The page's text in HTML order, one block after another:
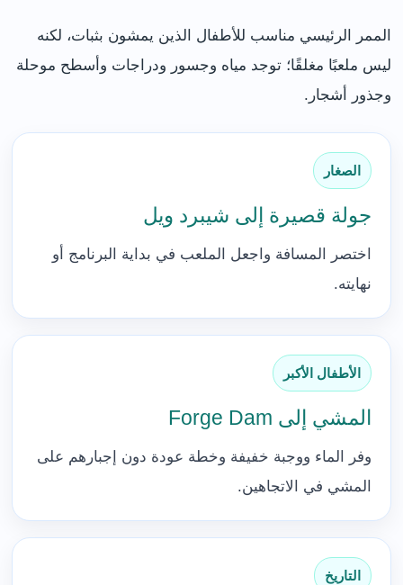
الممر الرئيسي مناسب للأطفال الذين يمشون بثبات، لكنه
ليس ملعبًا مغلقًا؛ توجد مياه وجسور ودراجات وأسطح موحلة
وجذور أشجار.
الصغار
جولة قصيرة إلى شيبرد ويل
اختصر المسافة واجعل الملعب في بداية البرنامج أو
نهايته.
الأطفال الأكبر
المشي إلى Forge Dam
وفر الماء ووجبة خفيفة وخطة عودة دون إجبارهم على
المشي في الاتجاهين.
التاريخ